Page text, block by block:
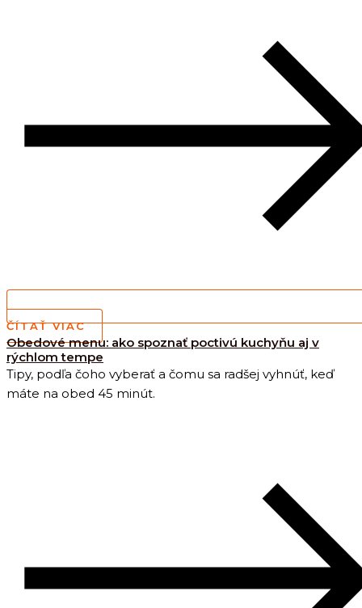
ČÍTAŤ VIAC
Obedové menu: ako spoznať poctivú kuchyňu aj v
rýchlom tempe
Tipy, podľa čoho vyberať a čomu sa radšej vyhnúť, keď
máte na obed 45 minút.